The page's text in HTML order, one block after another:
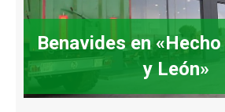
Benavides en
y León»